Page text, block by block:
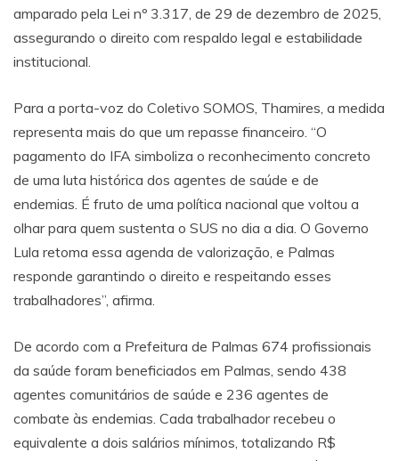
amparado pela Lei nº 3.317, de 29 de dezembro de 2025,
assegurando o direito com respaldo legal e estabilidade
institucional.
Para a porta-voz do Coletivo SOMOS, Thamires, a medida
representa mais do que um repasse financeiro. “O
pagamento do IFA simboliza o reconhecimento concreto
de uma luta histórica dos agentes de saúde e de
endemias. É fruto de uma política nacional que voltou a
olhar para quem sustenta o SUS no dia a dia. O Governo
Lula retoma essa agenda de valorização, e Palmas
responde garantindo o direito e respeitando esses
trabalhadores”, afirma.
De acordo com a Prefeitura de Palmas 674 profissionais
da saúde foram beneficiados em Palmas, sendo 438
agentes comunitários de saúde e 236 agentes de
combate às endemias. Cada trabalhador recebeu o
equivalente a dois salários mínimos, totalizando R$